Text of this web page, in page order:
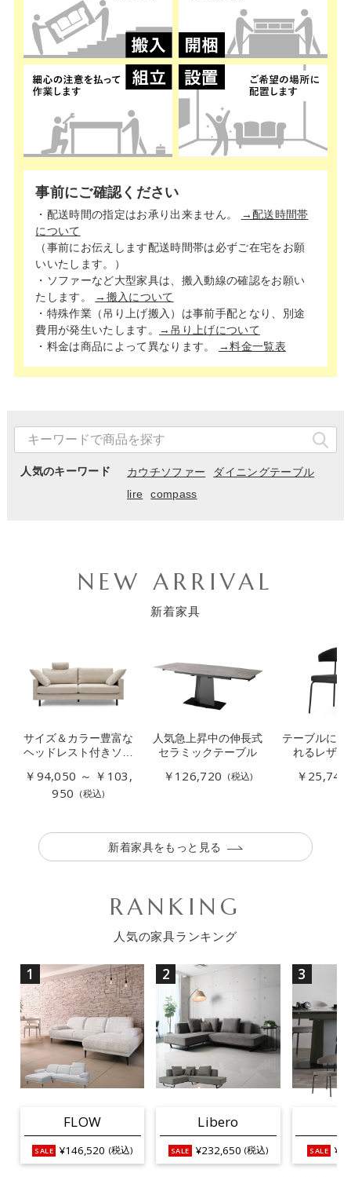
事前にご確認ください
・配送時間の指定はお承り出来ません。
→配送時間帯
について
（事前にお伝えします配送時間帯は必ずご在宅をお願
いいたします。）
・ソファーなど大型家具は、搬入動線の確認をお願い
たします。
→搬入について
・特殊作業（吊り上げ搬入）は事前手配となり、別途
費用が発生いたします。
→吊り上げについて
・料金は商品によって異なります。
→料金一覧表
人気のキーワード カウチソファー
ダイニングテーブル
lire
compass
NEW ARRIVAL
新着家具
サイズ＆カラー豊富な
ヘッドレスト付きソフ
￥94,050 ～ ￥103,
950 (税込)
人気急上昇中の伸長式
セラミックテーブル
￥126,720 (税込)
テーブルに
れるレザー
￥25,740
新着家具をもっと見る
RANKING
人気の家具ランキング
1
FLOW
¥146,520 (税込)
2
Libero
¥232,650 (税込)
3